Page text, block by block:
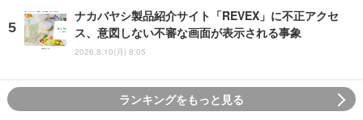
ナカバヤシ製品紹介サイト「REVEX」に不正アクセ
ス、意図しない不審な画面が表示される事象
2026.8.10(月) 8:05
ランキングをもっと見る